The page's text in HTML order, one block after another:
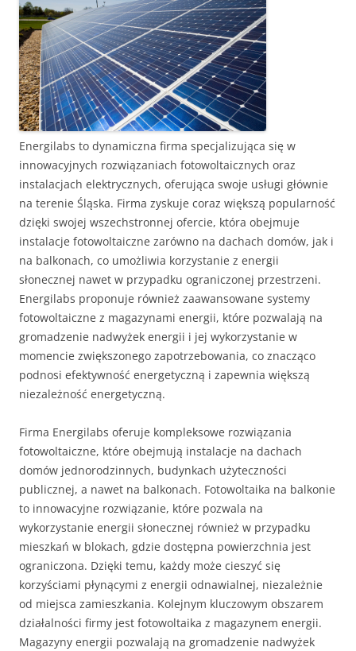
Energilabs to dynamiczna firma specjalizująca się w
innowacyjnych rozwiązaniach fotowoltaicznych oraz
instalacjach elektrycznych, oferująca swoje usługi głównie
na terenie Śląska. Firma zyskuje coraz większą popularność
dzięki swojej wszechstronnej ofercie, która obejmuje
instalacje fotowoltaiczne zarówno na dachach domów, jak i
na balkonach, co umożliwia korzystanie z energii
słonecznej nawet w przypadku ograniczonej przestrzeni.
Energilabs proponuje również zaawansowane systemy
fotowoltaiczne z magazynami energii, które pozwalają na
gromadzenie nadwyżek energii i jej wykorzystanie w
momencie zwiększonego zapotrzebowania, co znacząco
podnosi efektywność energetyczną i zapewnia większą
niezależność energetyczną.
Firma Energilabs oferuje kompleksowe rozwiązania
fotowoltaiczne, które obejmują instalacje na dachach
domów jednorodzinnych, budynkach użyteczności
publicznej, a nawet na balkonach. Fotowoltaika na balkonie
to innowacyjne rozwiązanie, które pozwala na
wykorzystanie energii słonecznej również w przypadku
mieszkań w blokach, gdzie dostępna powierzchnia jest
ograniczona. Dzięki temu, każdy może cieszyć się
korzyściami płynącymi z energii odnawialnej, niezależnie
od miejsca zamieszkania. Kolejnym kluczowym obszarem
działalności firmy jest fotowoltaika z magazynem energii.
Magazyny energii pozwalają na gromadzenie nadwyżek